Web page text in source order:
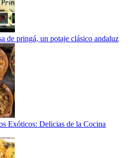
de pringá, un potaje clásico andaluz
Exóticos: Delicias de la Cocina